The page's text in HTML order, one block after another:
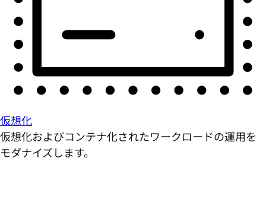
仮想化
仮想化およびコンテナ化されたワークロードの運用を
モダナイズします。